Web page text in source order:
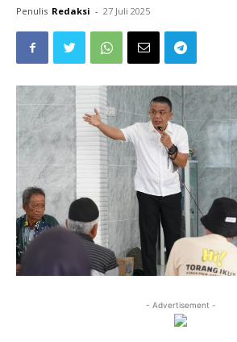
Penulis Redaksi - 27 Juli 2025
- Advertisement -